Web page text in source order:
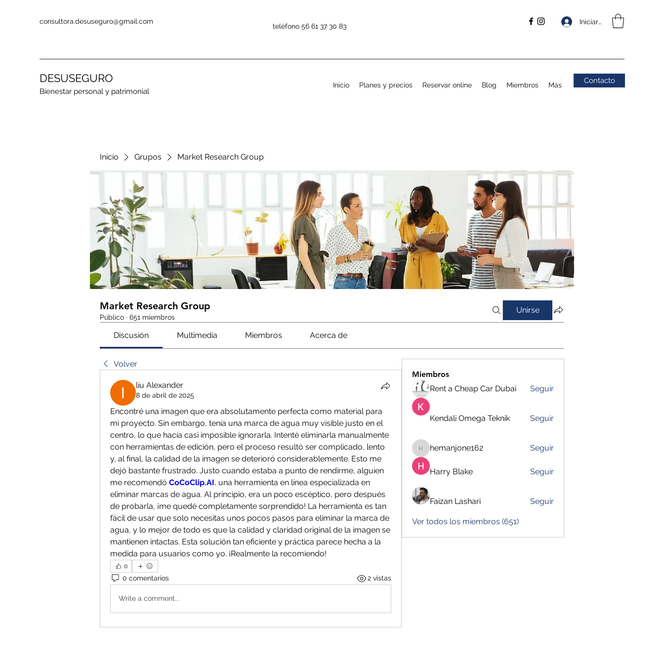
consultora.desuseguro@gmail.com Iniciar sesión
teléfono 56 61 37 30 83
DESUSEGURO
Bienestar personal y patrimonial
Inicio Planes y precios Reservar online Blog Miembros Más Contacto
Inicio Grupos Market Research Group
Market Research Group
Público · 651 miembros
Unirse
Discusión Multimedia Miembros Acerca de
Volver
liu Alexander
8 de abril de 2025
Encontré una imagen que era absolutamente perfecta como material para
mi proyecto. Sin embargo, tenía una marca de agua muy visible justo en el
centro, lo que hacía casi imposible ignorarla. Intenté eliminarla manualmente
con herramientas de edición, pero el proceso resultó ser complicado, lento
y, al final, la calidad de la imagen se deterioró considerablemente. Esto me
dejó bastante frustrado. Justo cuando estaba a punto de rendirme, alguien
me recomendó CoCoClip.AI, una herramienta en línea especializada en
eliminar marcas de agua. Al principio, era un poco escéptico, pero después
de probarla, ¡me quedé completamente sorprendido! La herramienta es tan
fácil de usar que solo necesitas unos pocos pasos para eliminar la marca de
agua, y lo mejor de todo es que la calidad y claridad original de la imagen se
mantienen intactas. Esta solución tan eficiente y práctica parece hecha a la
medida para usuarios como yo. ¡Realmente la recomiendo!
0
0 comentarios 2 vistas
Write a comment...
Miembros
Rent a Cheap Car Dubai
Seguir
Kendali Omega Teknik Seguir
hemanjone162
hemanjone162 Seguir
Harry Blake Seguir
Faizan Lashari Seguir
Ver todos los miembros (651)